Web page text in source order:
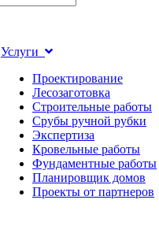
Услуги
Проектирование
Лесозаготовка
Строительные работы
Срубы ручной рубки
Экспертиза
Кровельные работы
Фундаментные работы
Планировщик домов
Проекты от партнеров